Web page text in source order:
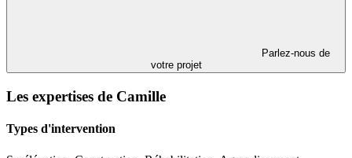
Parlez-nous de
votre projet
Les expertises de Camille
Types d'intervention